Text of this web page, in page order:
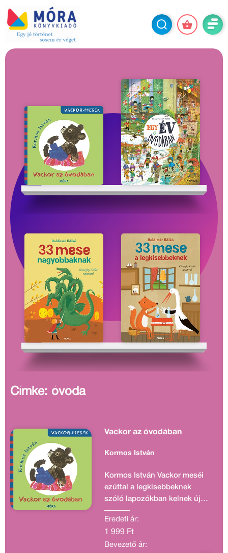
Címke: óvoda
Vackor az óvodában
Kormos István
Kormos István Vackor meséi
ezúttal a legkisebbeknek
szóló lapozókban kelnek új
életre. A sorozat harmadik
kötetében Vackor óvodai
napjai elevenednek meg.
Reich Károly illusztrációival.
Eredeti ár:
1 999 Ft
Bevezető ár: